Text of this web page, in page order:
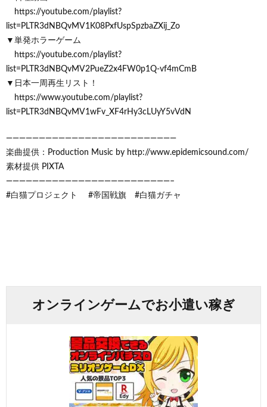
https://youtube.com/playlist?
list=PLTR3dNBQvMV1K08PxfUspSpzbaZXij_Zo
▼単発ホラーゲーム
https://youtube.com/playlist?
list=PLTR3dNBQvMV2PueZ2x4FW0p1Q-vf4mCmB
▼日本一周再生リスト！
https://www.youtube.com/playlist?
list=PLTR3dNBQvMV1wFv_XF4rHy3cLUyY5vVdN
——————————————————————————
楽曲提供：Production Music by http://www.epidemicsound.com/
素材提供 PIXTA
—————————————————————————–
#白猫プロジェクト #帝国戦旗 #白猫ガチャ
オンラインゲームでお小遣い稼ぎ